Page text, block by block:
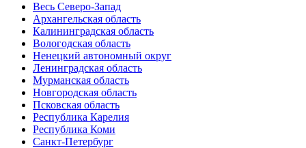
Весь Северо-Запад
Архангельская область
Калининградская область
Вологодская область
Ненецкий автономный округ
Ленинградская область
Мурманская область
Новгородская область
Псковская область
Республика Карелия
Республика Коми
Санкт-Петербург